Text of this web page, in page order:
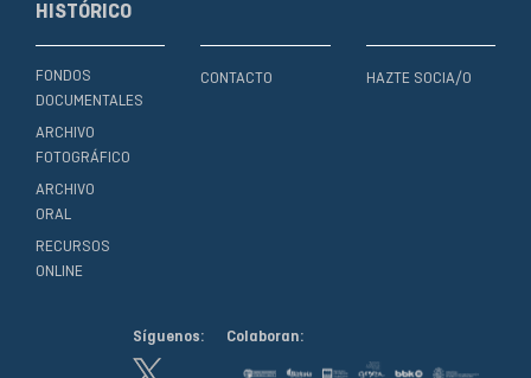
HISTÓRICO
FONDOS
DOCUMENTALES
ARCHIVO
FOTOGRÁFICO
ARCHIVO
ORAL
RECURSOS
ONLINE
CONTACTO HAZTE SOCIA/O
Síguenos: Colaboran: